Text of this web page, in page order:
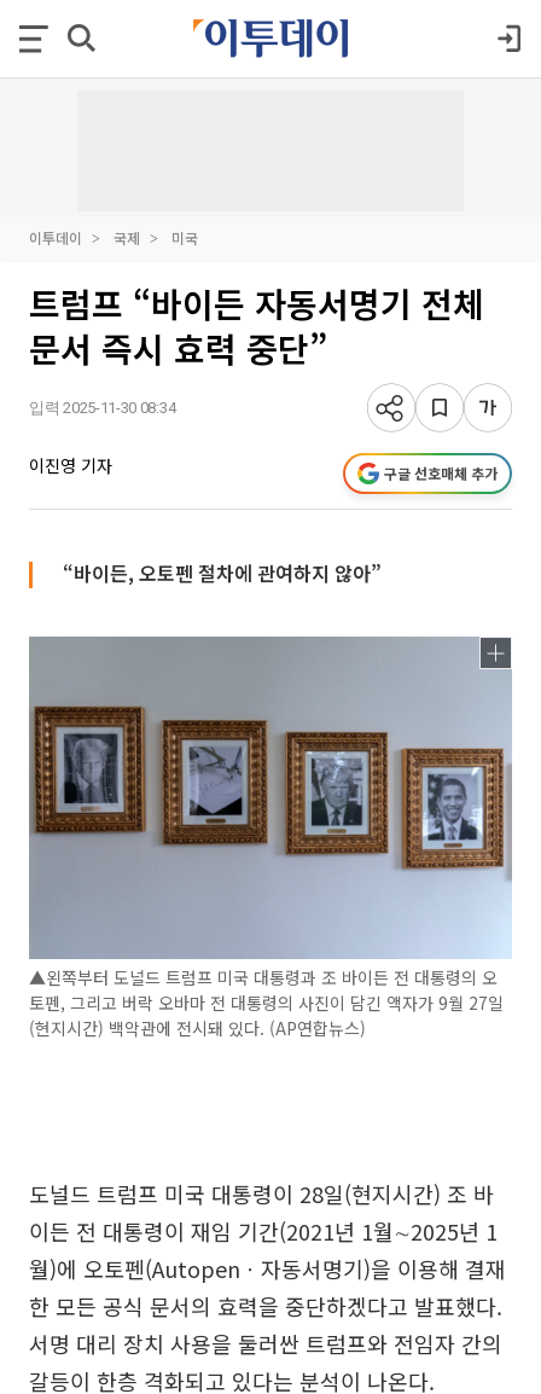
이투데이 국제 미국
트럼프 “바이든 자동서명기 전체
문서 즉시 효력 중단”
입력 2025-11-30 08:34
이진영 기자 구글 선호매체 추가
“바이든, 오토펜 절차에 관여하지 않아”
▲왼쪽부터 도널드 트럼프 미국 대통령과 조 바이든 전 대통령의 오
토펜, 그리고 버락 오바마 전 대통령의 사진이 담긴 액자가 9월 27일
(현지시간) 백악관에 전시돼 있다. (AP연합뉴스)
도널드 트럼프 미국 대통령이 28일(현지시간) 조 바
이든 전 대통령이 재임 기간(2021년 1월∼2025년 1
월)에 오토펜(Autopenㆍ자동서명기)을 이용해 결재
한 모든 공식 문서의 효력을 중단하겠다고 발표했다.
서명 대리 장치 사용을 둘러싼 트럼프와 전임자 간의
갈등이 한층 격화되고 있다는 분석이 나온다.